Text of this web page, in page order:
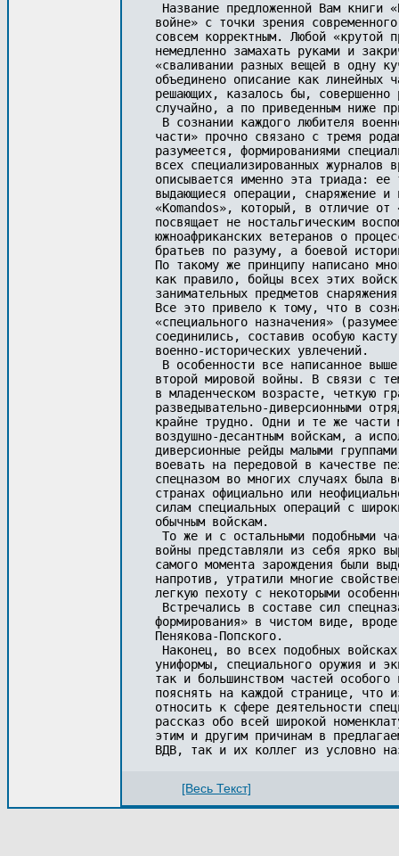
Название предложенной Вам книги
войне» с точки зрения
совсем корректным. Любой «крутой
немедленно замахать руками и
«сваливании разных вещей в одну
объединено описание как
решающих, казалось бы,
случайно, а по приведенным ниже
В сознании каждого любителя
части» прочно связано с тремя
разумеется, формированиями
всех специализированных журналов
описывается именно эта триада:
выдающиеся операции, снаряжение
«Komandos», который, в отличие
посвящает не ностальгическим
южноафриканских ветеранов о
братьев по разуму, а боевой
По такому же принципу написано
как правило, бойцы всех этих
занимательных предметов
Все это привело к тому, что в
«специального назначения»
соединились, составив особую
военно-исторических увлечений.
В особенности все написанное
второй мировой войны. В связи с
в младенческом возрасте, четкую
разведывательно-диверсионными
крайне трудно. Одни и те же части
воздушно-десантным войскам, а
диверсионные рейды малыми
воевать на передовой в качестве
спецназом во многих случаях
странах официально или
силам специальных операций с
обычным войскам.
То же и с остальными подобными
войны представляли из себя ярко
самого момента зарождения были
напротив, утратили многие
легкую пехоту с некоторыми
Встречались в составе сил
формирования» в чистом виде,
Пенякова-Попского.
Наконец, во всех подобных
униформы, специального оружия и
так и большинством частей
пояснять на каждой странице, что
относить к сфере деятельности
рассказ обо всей широкой
этим и другим причинам в
[Весь Текст]